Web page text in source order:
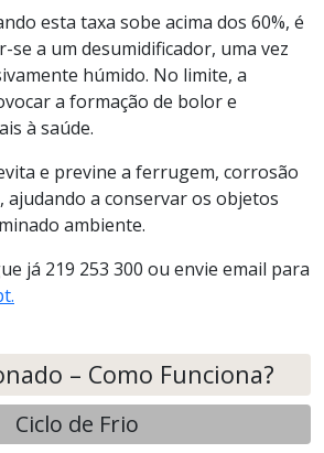
esta taxa sobe acima dos 60%, é
se a um desumidificador, uma vez
húmido. No limite, a
a formação de bolor e
à saúde.
e previne a ferrugem, corrosão
ajudando a conservar os objetos
ambiente.
já 219 253 300 ou envie email para
– Como Funciona?
Ciclo de Frio